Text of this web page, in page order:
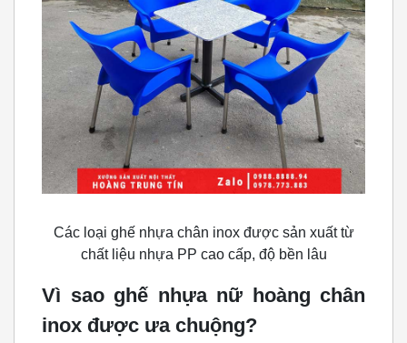
Các loại ghế nhựa chân inox được sản xuất từ
chất liệu nhựa PP cao cấp, độ bền lâu
Vì sao ghế nhựa nữ hoàng chân
inox được ưa chuộng?